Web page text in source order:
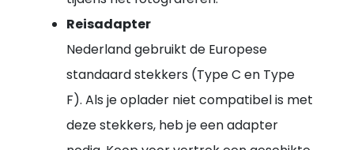
Reisadapter
Nederland gebruikt de Europese
standaard stekkers (Type C en Type
F). Als je oplader niet compatibel is met
deze stekkers, heb je een adapter